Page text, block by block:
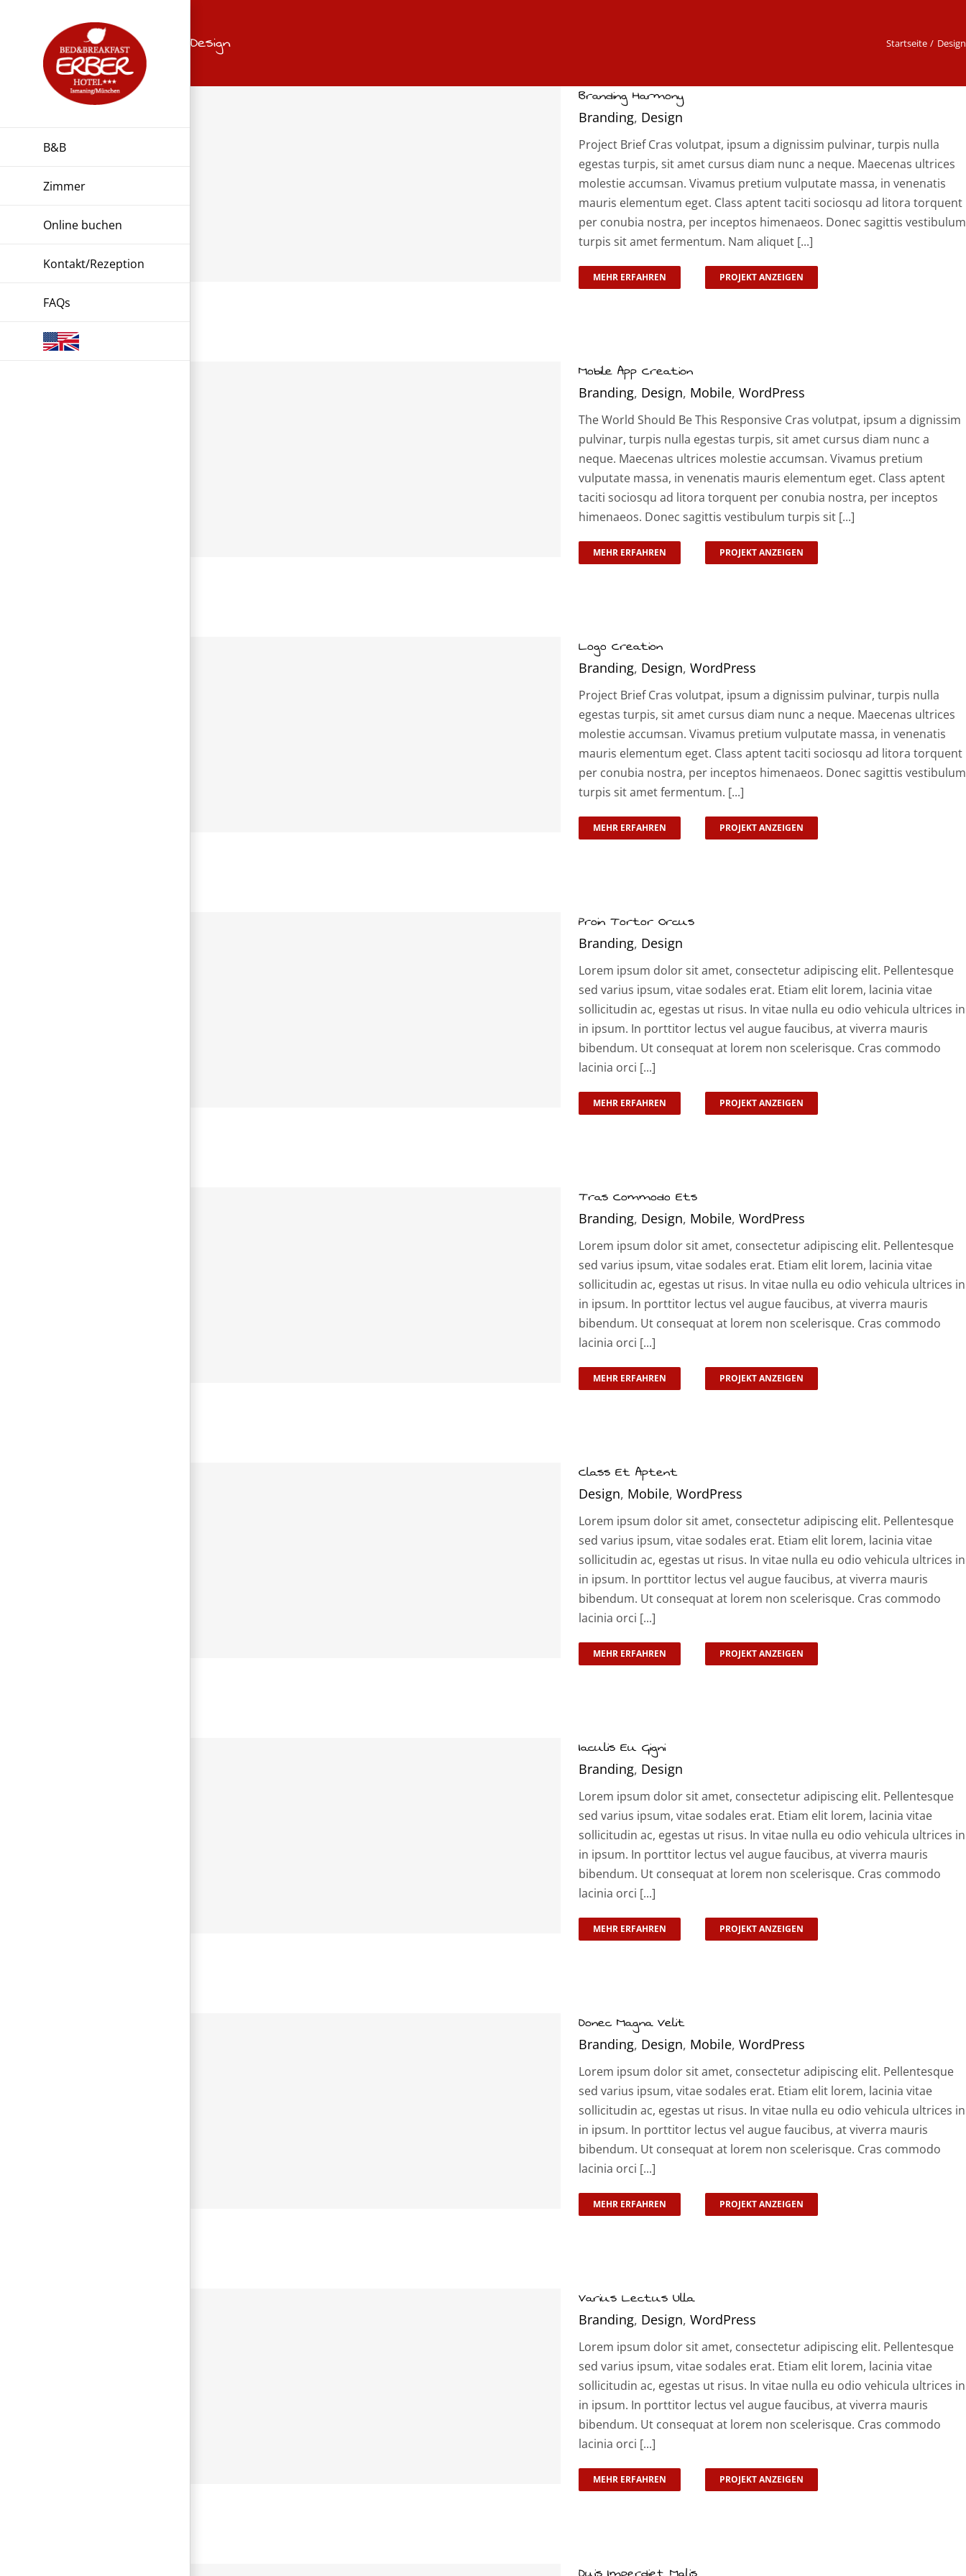
springen
B&B
Zimmer
Online buchen
Kontakt/Rezeption
FAQs
Design Startseite Design
Branding Harmony
Branding, Design
Project Brief Cras volutpat, ipsum a dignissim pulvinar, turpis nulla
egestas turpis, sit amet cursus diam nunc a neque. Maecenas ultrices
molestie accumsan. Vivamus pretium vulputate massa, in venenatis
mauris elementum eget. Class aptent taciti sociosqu ad litora torquent
per conubia nostra, per inceptos himenaeos. Donec sagittis vestibulum
turpis sit amet fermentum. Nam aliquet [...]
MEHR ERFAHREN PROJEKT ANZEIGEN
Mobile App Creation
Branding, Design, Mobile, WordPress
The World Should Be This Responsive Cras volutpat, ipsum a dignissim
pulvinar, turpis nulla egestas turpis, sit amet cursus diam nunc a
neque. Maecenas ultrices molestie accumsan. Vivamus pretium
vulputate massa, in venenatis mauris elementum eget. Class aptent
taciti sociosqu ad litora torquent per conubia nostra, per inceptos
himenaeos. Donec sagittis vestibulum turpis sit [...]
MEHR ERFAHREN PROJEKT ANZEIGEN
Logo Creation
Branding, Design, WordPress
Project Brief Cras volutpat, ipsum a dignissim pulvinar, turpis nulla
egestas turpis, sit amet cursus diam nunc a neque. Maecenas ultrices
molestie accumsan. Vivamus pretium vulputate massa, in venenatis
mauris elementum eget. Class aptent taciti sociosqu ad litora torquent
per conubia nostra, per inceptos himenaeos. Donec sagittis vestibulum
turpis sit amet fermentum. [...]
MEHR ERFAHREN PROJEKT ANZEIGEN
Proin Tortor Orcus
Branding, Design
Lorem ipsum dolor sit amet, consectetur adipiscing elit. Pellentesque
sed varius ipsum, vitae sodales erat. Etiam elit lorem, lacinia vitae
sollicitudin ac, egestas ut risus. In vitae nulla eu odio vehicula ultrices in
in ipsum. In porttitor lectus vel augue faucibus, at viverra mauris
bibendum. Ut consequat at lorem non scelerisque. Cras commodo
lacinia orci [...]
MEHR ERFAHREN PROJEKT ANZEIGEN
Tras Commodo Ets
Branding, Design, Mobile, WordPress
Lorem ipsum dolor sit amet, consectetur adipiscing elit. Pellentesque
sed varius ipsum, vitae sodales erat. Etiam elit lorem, lacinia vitae
sollicitudin ac, egestas ut risus. In vitae nulla eu odio vehicula ultrices in
in ipsum. In porttitor lectus vel augue faucibus, at viverra mauris
bibendum. Ut consequat at lorem non scelerisque. Cras commodo
lacinia orci [...]
MEHR ERFAHREN PROJEKT ANZEIGEN
Class Et Aptent
Design, Mobile, WordPress
Lorem ipsum dolor sit amet, consectetur adipiscing elit. Pellentesque
sed varius ipsum, vitae sodales erat. Etiam elit lorem, lacinia vitae
sollicitudin ac, egestas ut risus. In vitae nulla eu odio vehicula ultrices in
in ipsum. In porttitor lectus vel augue faucibus, at viverra mauris
bibendum. Ut consequat at lorem non scelerisque. Cras commodo
lacinia orci [...]
MEHR ERFAHREN PROJEKT ANZEIGEN
Iaculis Eu Gigni
Branding, Design
Lorem ipsum dolor sit amet, consectetur adipiscing elit. Pellentesque
sed varius ipsum, vitae sodales erat. Etiam elit lorem, lacinia vitae
sollicitudin ac, egestas ut risus. In vitae nulla eu odio vehicula ultrices in
in ipsum. In porttitor lectus vel augue faucibus, at viverra mauris
bibendum. Ut consequat at lorem non scelerisque. Cras commodo
lacinia orci [...]
MEHR ERFAHREN PROJEKT ANZEIGEN
Donec Magna Velit
Branding, Design, Mobile, WordPress
Lorem ipsum dolor sit amet, consectetur adipiscing elit. Pellentesque
sed varius ipsum, vitae sodales erat. Etiam elit lorem, lacinia vitae
sollicitudin ac, egestas ut risus. In vitae nulla eu odio vehicula ultrices in
in ipsum. In porttitor lectus vel augue faucibus, at viverra mauris
bibendum. Ut consequat at lorem non scelerisque. Cras commodo
lacinia orci [...]
MEHR ERFAHREN PROJEKT ANZEIGEN
Varius Lectus Ulla
Branding, Design, WordPress
Lorem ipsum dolor sit amet, consectetur adipiscing elit. Pellentesque
sed varius ipsum, vitae sodales erat. Etiam elit lorem, lacinia vitae
sollicitudin ac, egestas ut risus. In vitae nulla eu odio vehicula ultrices in
in ipsum. In porttitor lectus vel augue faucibus, at viverra mauris
bibendum. Ut consequat at lorem non scelerisque. Cras commodo
lacinia orci [...]
MEHR ERFAHREN PROJEKT ANZEIGEN